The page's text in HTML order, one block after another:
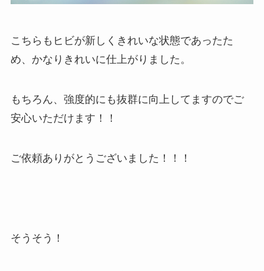
こちらもヒビが新しくきれいな状態であったた
め、かなりきれいに仕上がりました。
もちろん、強度的にも抜群に向上してますのでご
安心いただけます！！
ご依頼ありがとうございました！！！
そうそう！